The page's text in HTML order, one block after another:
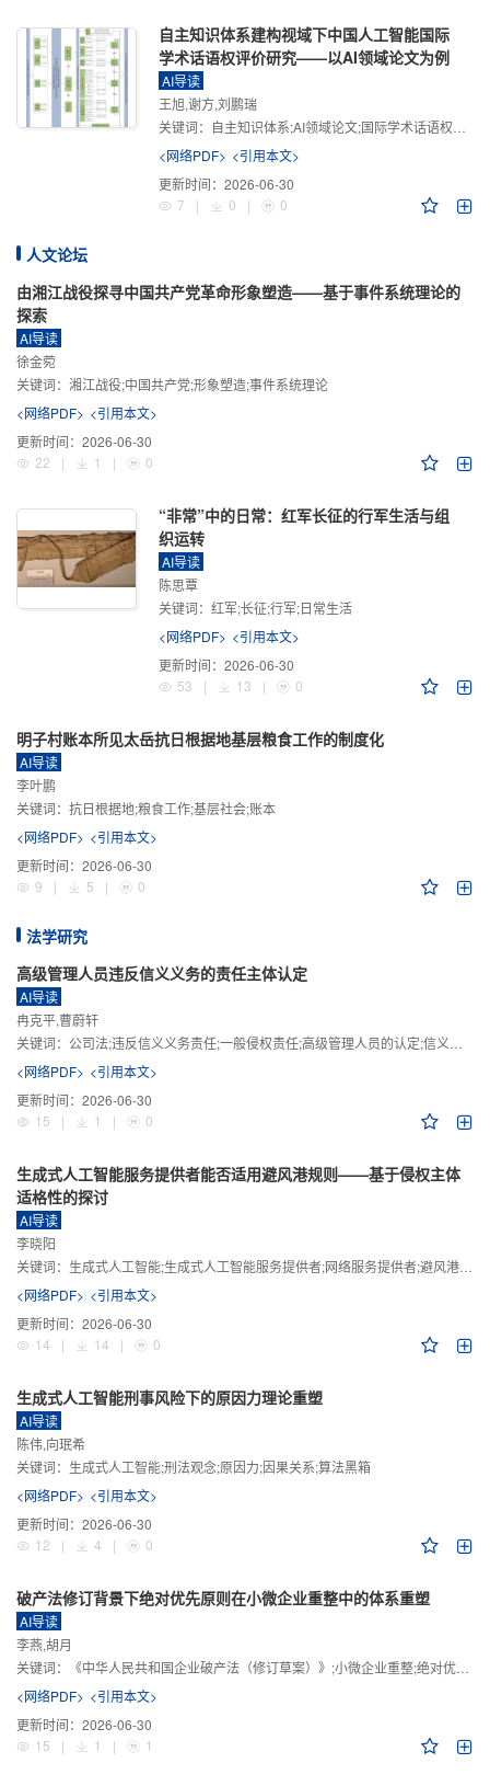
自主知识体系建构视域下中国人工智能国际
学术话语权评价研究——以AI领域论文为例
AI导读
王旭,谢方,刘鹏瑞
关键词： 自主知识体系;AI领域论文;国际学术话语权评价;学术影响力;学术感知力;学术传播力;学术引领力
<网络PDF> <引用本文>
更新时间： 2026-06-30
7
| 0 | 0
人文论坛
由湘江战役探寻中国共产党革命形象塑造——基于事件系统理论的
探索
AI导读
徐金菀
关键词： 湘江战役;中国共产党;形象塑造;事件系统理论
<网络PDF> <引用本文>
更新时间： 2026-06-30
22
| 1 | 0
“非常”中的日常：红军长征的行军生活与组
织运转
AI导读
陈思覃
关键词： 红军;长征;行军;日常生活
<网络PDF> <引用本文>
更新时间： 2026-06-30
53
| 13 | 0
明子村账本所见太岳抗日根据地基层粮食工作的制度化
AI导读
李叶鹏
关键词： 抗日根据地;粮食工作;基层社会;账本
<网络PDF> <引用本文>
更新时间： 2026-06-30
9
| 5 | 0
法学研究
高级管理人员违反信义义务的责任主体认定
AI导读
冉克平,曹蔚轩
关键词： 公司法;违反信义义务责任;一般侵权责任;高级管理人员的认定;信义义务
<网络PDF> <引用本文>
更新时间： 2026-06-30
15
| 1 | 0
生成式人工智能服务提供者能否适用避风港规则——基于侵权主体
适格性的探讨
AI导读
李晓阳
关键词： 生成式人工智能;生成式人工智能服务提供者;网络服务提供者;避风港规则;版权责任
<网络PDF> <引用本文>
更新时间： 2026-06-30
14
| 14 | 0
生成式人工智能刑事风险下的原因力理论重塑
AI导读
陈伟,向珉希
关键词： 生成式人工智能;刑法观念;原因力;因果关系;算法黑箱
<网络PDF> <引用本文>
更新时间： 2026-06-30
12
| 4 | 0
破产法修订背景下绝对优先原则在小微企业重整中的体系重塑
AI导读
李燕,胡月
关键词：
《中华人民共和国企业破产法（修订草案）》;小微企业重整;绝对优先原则;股东权益保留;预期可支配收入标准
<网络PDF> <引用本文>
更新时间： 2026-06-30
15
| 1 | 1